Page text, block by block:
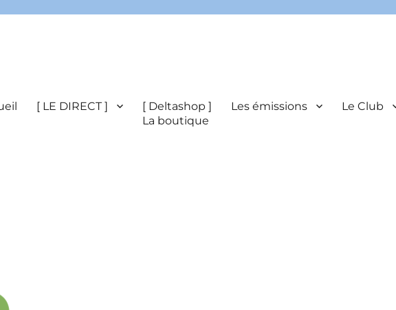
[ LE DIRECT ]
[ Deltashop ]
La boutique
Les émissions Le Club